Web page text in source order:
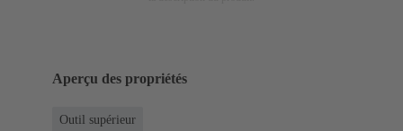
Aperçu des propriétés
Outil supérieur